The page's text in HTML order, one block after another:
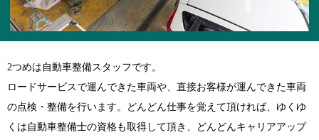
2つめは自動車整備スタッフです。
ロードサービスで運んできた車両や、直接お客様が運んできた車両
の点検・整備を行います。どんどん仕事を覚えて頂ければ、ゆくゆ
くは自動車整備士の資格も取得して頂き、どんどんキャリアアップ